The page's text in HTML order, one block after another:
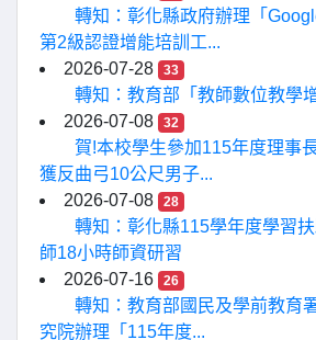
轉知：彰化縣政府辦理「
第2級認證增能培訓工...
2026-07-28
33
轉知：教育部「教師數位教學
2026-07-08
32
賀!本校學生參加115年度理事
獲反曲弓10公尺男子...
2026-07-08
28
轉知：彰化縣115學年度學習
師18小時師資研習
2026-07-16
26
轉知：教育部國民及學前教育
究院辦理「115年度...